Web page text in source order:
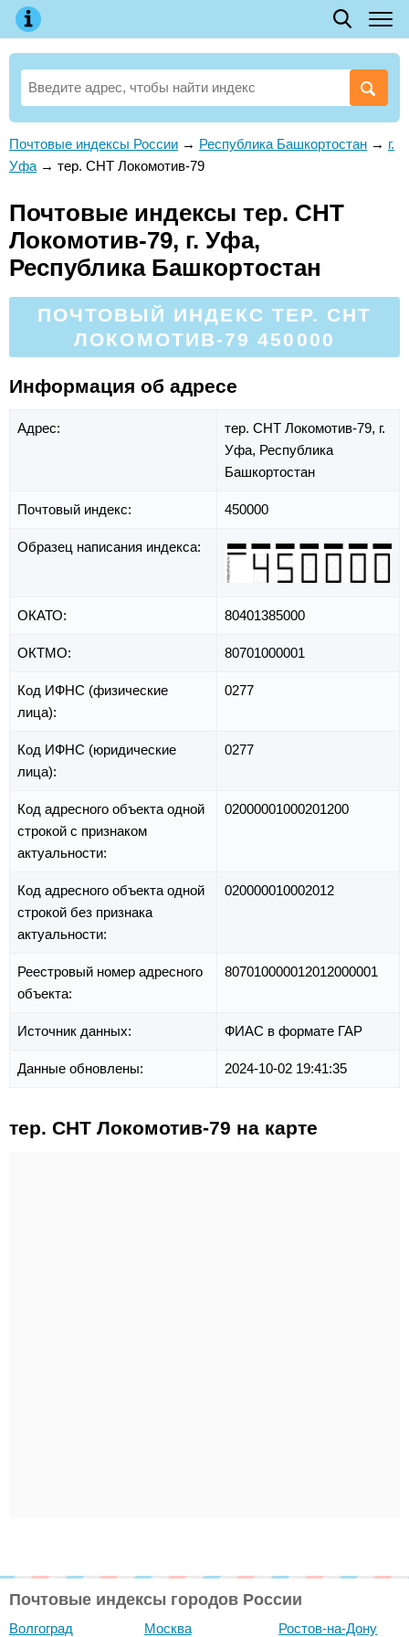
Почтовые индексы России → Республика Башкортостан → г.
Уфа → тер. СНТ Локомотив-79
Почтовые индексы тер. СНТ
Локомотив-79, г. Уфа,
Республика Башкортостан
ПОЧТОВЫЙ ИНДЕКС ТЕР. СНТ
ЛОКОМОТИВ-79 450000
Информация об адресе
Адрес: тер. СНТ Локомотив-79, г.
Уфа, Республика
Башкортостан
Почтовый индекс: 450000
Образец написания индекса:
ОКАТО: 80401385000
ОКТМО: 80701000001
Код ИФНС (физические
лица):
0277
Код ИФНС (юридические
лица):
0277
Код адресного объекта одной
строкой с признаком
актуальности:
02000001000201200
Код адресного объекта одной
строкой без признака
актуальности:
020000010002012
Реестровый номер адресного
объекта:
807010000012012000001
Источник данных: ФИАС в формате ГАР
Данные обновлены: 2024-10-02 19:41:35
тер. СНТ Локомотив-79 на карте
Почтовые индексы городов России
Волгоград Москва Ростов-на-Дону